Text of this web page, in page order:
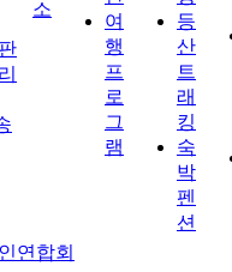
연합회
소
여
행
프
로
그
램
등
산
트
래
킹
숙
박
펜
션